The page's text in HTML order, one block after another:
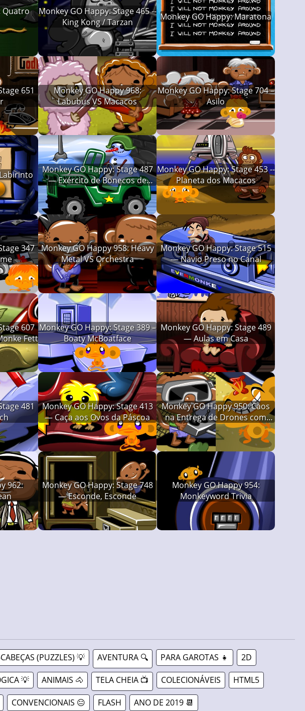
Quatro
Monkey GO Happy: Stage 465 --
King Kong / Tarzan
Monkey GO Happy: Maratona
651
Monkey GO Happy 968:
Labubus VS Macacos
Monkey GO Happy: Stage 704 –
Asilo
Monkey GO Happy: Stage 487
— Exército de Bonecos de
Neve
Monkey GO Happy: Stage 453 --
Planeta dos Macacos
347 Monkey GO Happy 958: Heavy
Metal VS Orchestra
Monkey GO Happy: Stage 515
— Navio Preso no Canal
607
Fett
Monkey GO Happy: Stage 389 –
Boaty McBoatface
Monkey GO Happy: Stage 489
— Aulas em Casa
481
Monkey GO Happy: Stage 413
— Caça aos Ovos da Páscoa
Monkey GO Happy 950: Caos
na Entrega de Drones com
Bananas
962:
Monkey GO Happy: Stage 748
— Esconde, Esconde
Monkey GO Happy 954:
Monkeyword Trivia
(PUZZLES) 💡 AVENTURA 🔍 PARA GAROTAS 👧 2D
💡 ANIMAIS 🐴 TELA CHEIA 📺 COLECIONÁVEIS HTML5
CONVENCIONAIS 😐 FLASH ANO DE 2019 📆